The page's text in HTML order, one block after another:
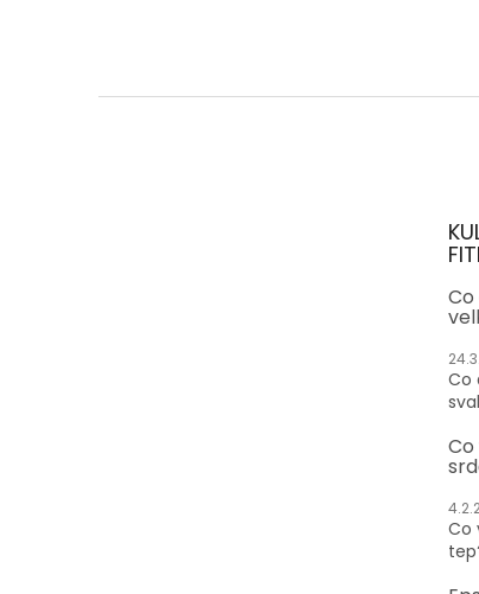
Co
Co